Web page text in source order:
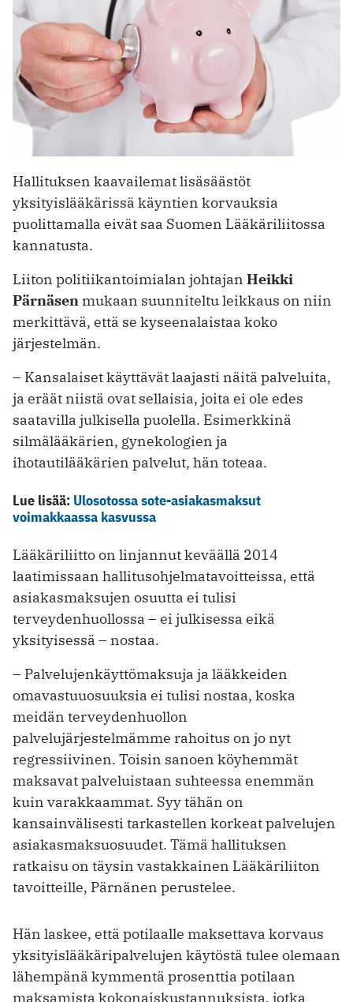
Hallituksen kaavailemat lisäsäästöt
yksityislääkärissä käyntien korvauksia
puolittamalla eivät saa Suomen Lääkäriliitossa
kannatusta.
Liiton politiikantoimialan johtajan Heikki
Pärnäsen mukaan suunniteltu leikkaus on niin
merkittävä, että se kyseenalaistaa koko
järjestelmän.
– Kansalaiset käyttävät laajasti näitä palveluita,
ja eräät niistä ovat sellaisia, joita ei ole edes
saatavilla julkisella puolella. Esimerkkinä
silmälääkärien, gynekologien ja
ihotautilääkärien palvelut, hän toteaa.
Lue lisää: Ulosotossa sote-asiakasmaksut
voimakkaassa kasvussa
Lääkäriliitto on linjannut keväällä 2014
laatimissaan hallitusohjelmatavoitteissa, että
asiakasmaksujen osuutta ei tulisi
terveydenhuollossa – ei julkisessa eikä
yksityisessä – nostaa.
– Palvelujenkäyttömaksuja ja lääkkeiden
omavastuuosuuksia ei tulisi nostaa, koska
meidän terveydenhuollon
palvelujärjestelmämme rahoitus on jo nyt
regressiivinen. Toisin sanoen köyhemmät
maksavat palveluistaan suhteessa enemmän
kuin varakkaammat. Syy tähän on
kansainvälisesti tarkastellen korkeat palvelujen
asiakasmaksuosuudet. Tämä hallituksen
ratkaisu on täysin vastakkainen Lääkäriliiton
tavoitteille, Pärnänen perustelee.
Hän laskee, että potilaalle maksettava korvaus
yksityislääkäripalvelujen käytöstä tulee olemaan
lähempänä kymmentä prosenttia potilaan
maksamista kokonaiskustannuksista, jotka